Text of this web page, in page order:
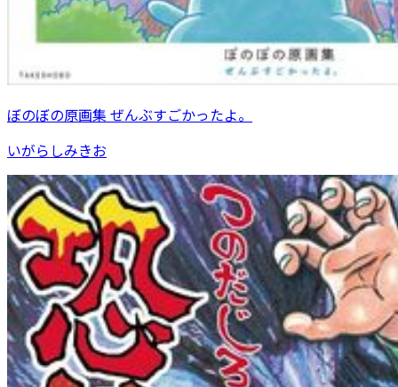
ぼのぼの原画集 ぜんぶすごかったよ。
いがらしみきお